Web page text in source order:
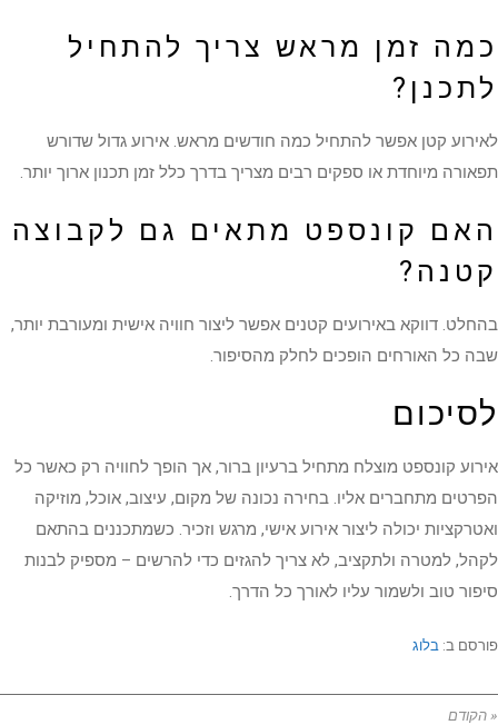
כמה זמן מראש צריך להתחיל
לתכנן?
לאירוע קטן אפשר להתחיל כמה חודשים מראש. אירוע גדול שדורש
תפאורה מיוחדת או ספקים רבים מצריך בדרך כלל זמן תכנון ארוך יותר.
האם קונספט מתאים גם לקבוצה
קטנה?
בהחלט. דווקא באירועים קטנים אפשר ליצור חוויה אישית ומעורבת יותר,
שבה כל האורחים הופכים לחלק מהסיפור.
לסיכום
אירוע קונספט מוצלח מתחיל ברעיון ברור, אך הופך לחוויה רק כאשר כל
הפרטים מתחברים אליו. בחירה נכונה של מקום, עיצוב, אוכל, מוזיקה
ואטרקציות יכולה ליצור אירוע אישי, מרגש וזכיר. כשמתכננים בהתאם
לקהל, למטרה ולתקציב, לא צריך להגזים כדי להרשים – מספיק לבנות
סיפור טוב ולשמור עליו לאורך כל הדרך.
פורסם ב: בלוג
« הקודם